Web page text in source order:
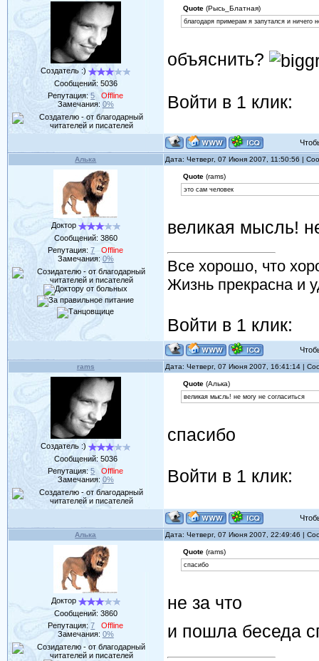
Создатель :)
Сообщений: 5036
Репутация:5
Offline
Замечания: 0%
Quote(Рысь_Блатная)
благодаря примерам я запутался и ничего
объяснить?
Войти в 1 клик:
Алька Дата: Четверг, 07 Июня 2007, 11:50:56 |
Доктор
Сообщений: 3860
Репутация:7
Offline
Замечания: 0%
Quote(rams)
это сам человек
великая мысль!
Все хорошо, что
Жизнь прекрасна и
Войти в 1 клик:
rams Дата: Четверг, 07 Июня 2007, 16:41:14 |
Создатель :)
Сообщений: 5036
Репутация:5
Offline
Замечания: 0%
Quote(Алька)
великая мысль! не могу не согласиться
спасибо
Войти в 1 клик:
Алька Дата: Четверг, 07 Июня 2007, 22:49:46 |
Доктор
Сообщений: 3860
Репутация:7
Offline
Замечания: 0%
Quote(rams)
спасибо
не за что
и пошла беседа